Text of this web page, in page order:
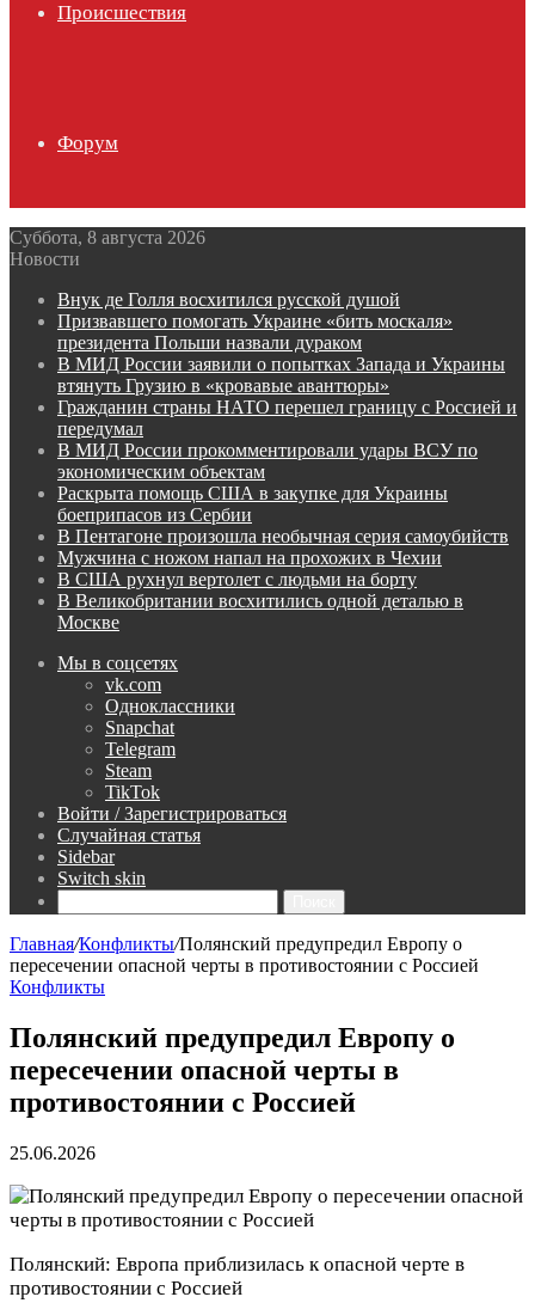
Происшествия
Форум
Суббота, 8 августа 2026
Новости
Внук де Голля восхитился русской душой
Призвавшего помогать Украине «бить москаля»
президента Польши назвали дураком
В МИД России заявили о попытках Запада и Украины
втянуть Грузию в «кровавые авантюры»
Гражданин страны НАТО перешел границу с Россией и
передумал
В МИД России прокомментировали удары ВСУ по
экономическим объектам
Раскрыта помощь США в закупке для Украины
боеприпасов из Сербии
В Пентагоне произошла необычная серия самоубийств
Мужчина с ножом напал на прохожих в Чехии
В США рухнул вертолет с людьми на борту
В Великобритании восхитились одной деталью в
Москве
Мы в соцсетях
vk.com
Одноклассники
Snapchat
Telegram
Steam
TikTok
Войти / Зарегистрироваться
Случайная статья
Sidebar
Switch skin
Главная/Конфликты/Полянский предупредил Европу о
пересечении опасной черты в противостоянии с Россией
Конфликты
Полянский предупредил Европу о
пересечении опасной черты в
противостоянии с Россией
25.06.2026
Полянский: Европа приблизилась к опасной черте в
противостоянии с Россией